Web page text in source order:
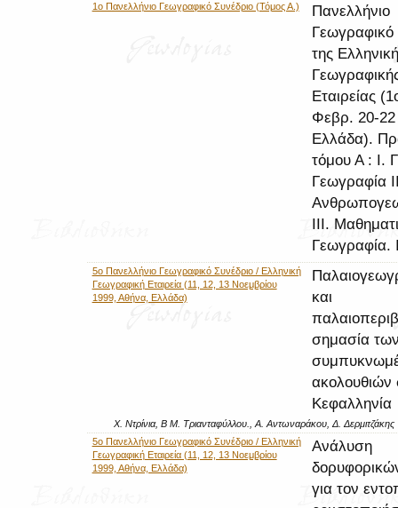
1ο Πανελλήνιο Γεωγραφικό Συνέδριο (Τόμος Α.)
Πανελλήνιο
Γεωγραφικό
της
Εταιρείας
Φεβρ. 20-
Ελλάδα).
τόμου Α : Ι.
Γεωγραφία
ΙΙΙ.
Γεωγραφία.
5o Πανελλήνιο Γεωγραφικό Συνέδριο / Ελληνική
Γεωγραφική Εταιρεία (11, 12, 13 Νοεμβρίου
1999, Αθήνα, Ελλάδα)
και
σημασία
ακολουθιών
Κεφαλληνία
Χ. Ντρίνια, Β Μ. Τριανταφύλλου., Α. Αντωναράκου, Δ. Δερμιτζάκης
5o Πανελλήνιο Γεωγραφικό Συνέδριο / Ελληνική
Γεωγραφική Εταιρεία (11, 12, 13 Νοεμβρίου
1999, Αθήνα, Ελλάδα)
Ανάλυση
για τον